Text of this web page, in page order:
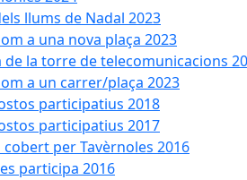
llums de Nadal 2023
a una nova plaça 2023
de la torre de telecomunicacions
a un carrer/plaça 2023
participatius 2018
participatius 2017
cobert per Tavèrnoles 2016
participa 2016